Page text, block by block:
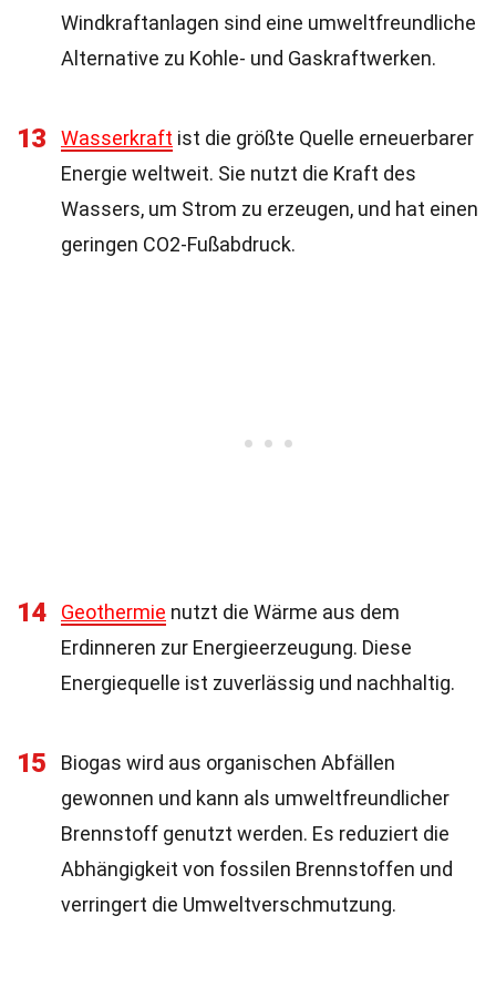
Windkraftanlagen sind eine umweltfreundliche
Alternative zu Kohle- und Gaskraftwerken.
13 Wasserkraft ist die größte Quelle erneuerbarer
Energie weltweit. Sie nutzt die Kraft des
Wassers, um Strom zu erzeugen, und hat einen
geringen CO2-Fußabdruck.
14 Geothermie nutzt die Wärme aus dem
Erdinneren zur Energieerzeugung. Diese
Energiequelle ist zuverlässig und nachhaltig.
15
Biogas wird aus organischen Abfällen
gewonnen und kann als umweltfreundlicher
Brennstoff genutzt werden. Es reduziert die
Abhängigkeit von fossilen Brennstoffen und
verringert die Umweltverschmutzung.